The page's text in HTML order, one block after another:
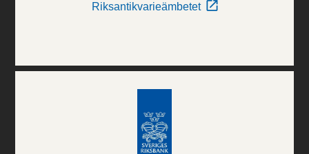
Riksantikvarieämbetet